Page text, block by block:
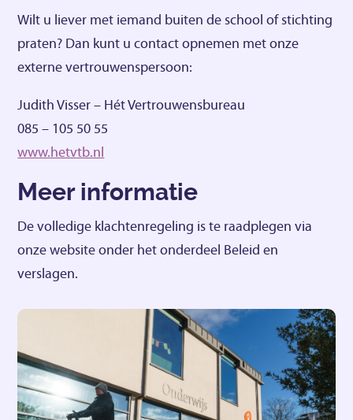
Wilt u liever met iemand buiten de school of stichting
praten? Dan kunt u contact opnemen met onze
externe vertrouwenspersoon:
Judith Visser – Hét Vertrouwensbureau
085 – 105 50 55
www.hetvtb.nl
Meer informatie
De volledige klachtenregeling is te raadplegen via
onze website onder het onderdeel Beleid en
verslagen.